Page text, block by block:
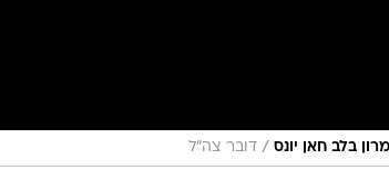
בלב חאן יונס / דובר צה"ל